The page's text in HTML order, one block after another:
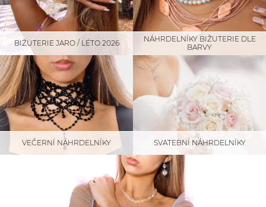
BIŽUTERIE JARO / LÉTO 2026
NÁHRDELNÍKY BIŽUTERIE DLE
BARVY
VEČERNÍ NÁHRDELNÍKY SVATEBNÍ NÁHRDELNÍKY